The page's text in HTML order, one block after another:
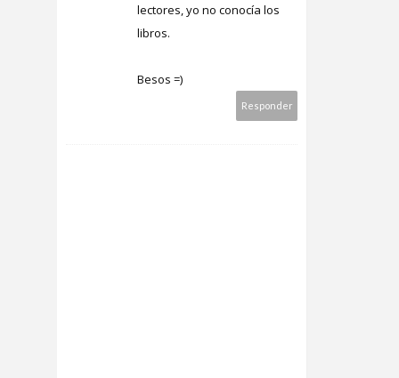
lectores, yo no conocía los
libros.
Besos =)
Responder